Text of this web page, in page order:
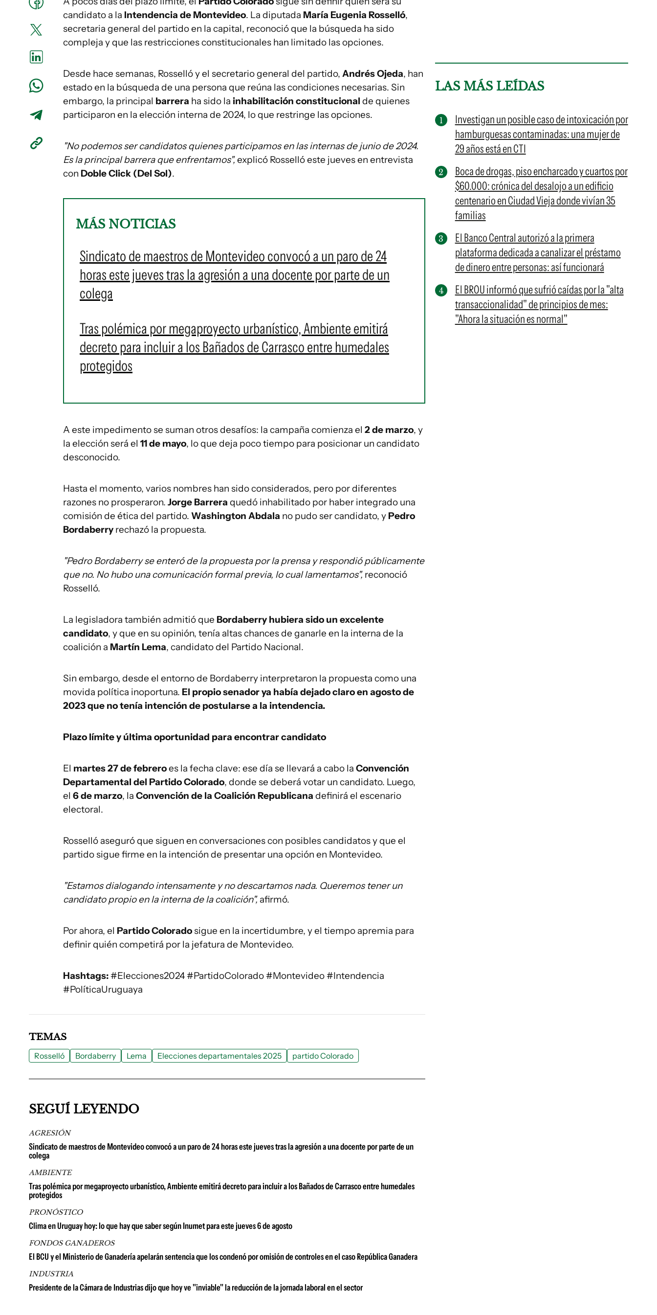
candidato a la Intendencia de Montevideo. La diputada María Eugenia Rosselló,
secretaria general del partido en la capital, reconoció que la búsqueda ha sido
compleja y que las restricciones constitucionales han limitado las opciones.
Desde hace semanas, Rosselló y el secretario general del partido, Andrés Ojeda, han
estado en la búsqueda de una persona que reúna las condiciones necesarias. Sin
embargo, la principal barrera ha sido la inhabilitación constitucional de quienes
participaron en la elección interna de 2024, lo que restringe las opciones.
"No podemos ser candidatos quienes participamos en las internas de junio de 2024.
Es la principal barrera que enfrentamos",explicó Rosselló este jueves en entrevista
con Doble Click (Del Sol).
MÁS NOTICIAS
Sindicato de maestros de Montevideo convocó a un paro de 24
horas este jueves tras la agresión a una docente por parte de un
colega
Tras polémica por megaproyecto urbanístico, Ambiente emitirá
decreto para incluir a los Bañados de Carrasco entre humedales
protegidos
A este impedimento se suman otros desafíos: la campaña comienza el 2 de marzo, y
la elección será el 11 de mayo, lo que deja poco tiempo para posicionar un candidato
desconocido.
Hasta el momento, varios nombres han sido considerados, pero por diferentes
razones no prosperaron. Jorge Barrera quedó inhabilitado por haber integrado una
comisión de ética del partido. Washington Abdala no pudo ser candidato, y Pedro
Bordaberryrechazó la propuesta.
"Pedro Bordaberry se enteró de la propuesta por la prensa y respondió públicamente
que no. No hubo una comunicación formal previa, lo cual lamentamos", reconoció
Rosselló.
La legisladora también admitió que Bordaberry hubiera sido un excelente
candidato, y que en su opinión, tenía altas chances de ganarle en la interna de la
coalición a Martín Lema, candidato del Partido Nacional.
Sin embargo, desde el entorno de Bordaberry interpretaron la propuesta como una
movida política inoportuna. El propio senador ya había dejado claro en agosto de
2023 que no tenía intención de postularse a la intendencia.
Plazo límite y última oportunidad para encontrar candidato
El martes 27 de febreroes la fecha clave: ese día se llevará a cabo la Convención
Departamental del Partido Colorado, donde se deberá votar un candidato. Luego,
el 6 de marzo, la Convención de la Coalición Republicana definirá el escenario
electoral.
Rosselló aseguró que siguen en conversaciones con posibles candidatos y que el
partido sigue firme en la intención de presentar una opción en Montevideo.
"Estamos dialogando intensamente y no descartamos nada. Queremos tener un
candidato propio en la interna de la coalición", afirmó.
Por ahora, el Partido Coloradosigue en la incertidumbre, y el tiempo apremia para
definir quién competirá por la jefatura de Montevideo.
Hashtags:#Elecciones2024 #PartidoColorado #Montevideo #Intendencia
#PolíticaUruguaya
LAS MÁS LEÍDAS
Investigan un posible caso de intoxicación por
hamburguesas contaminadas: una mujer de
29 años está en CTI
Boca de drogas, piso encharcado y cuartos por
$60.000: crónica del desalojo a un edificio
centenario en Ciudad Vieja donde vivían 35
familias
El Banco Central autorizó a la primera
plataforma dedicada a canalizar el préstamo
de dinero entre personas: así funcionará
El BROU informó que sufrió caídas por la "alta
transaccionalidad" de principios de mes:
"Ahora la situación es normal"
TEMAS
Rosselló Bordaberry Lema Elecciones departamentales 2025 partido Colorado
SEGUÍ LEYENDO
AGRESIÓN
Sindicato de maestros de Montevideo convocó a un paro de 24 horas este jueves tras la agresión a una docente por parte de un
colega
AMBIENTE
Tras polémica por megaproyecto urbanístico, Ambiente emitirá decreto para incluir a los Bañados de Carrasco entre humedales
protegidos
PRONÓSTICO
Clima en Uruguay hoy: lo que hay que saber según Inumet para este jueves 6 de agosto
FONDOS GANADEROS
El BCU y el Ministerio de Ganadería apelarán sentencia que los condenó por omisión de controles en el caso República Ganadera
INDUSTRIA
Presidente de la Cámara de Industrias dijo que hoy ve "inviable" la reducción de la jornada laboral en el sector